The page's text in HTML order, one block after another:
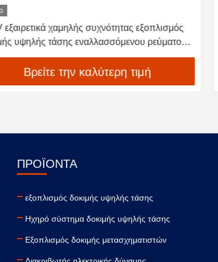
υψηλής τάσης αντιστέκεται τη δοκιμή
για τον ηλεκτρικό εξοπλισμό
Βρείτε την καλύτερη τιμή
ΠΡΟΪΌΝΤΑ
εξοπλισμός δοκιμής υψηλής τάσης
Ηχηρό σύστημα δοκιμής υψηλής τάσης
Εξοπλισμός δοκιμής μετασχηματιστών